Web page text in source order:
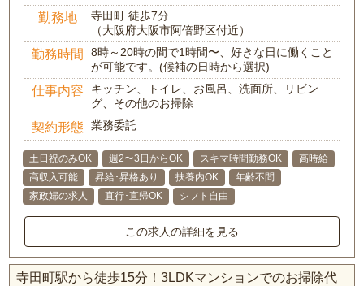
勤務地
寺田町 徒歩7分
（大阪府大阪市阿倍野区付近）
勤務時間
8時～20時の間で1時間〜、好きな日に働くこと
が可能です。(候補の日時から選択)
仕事内容
キッチン、トイレ、お風呂、洗面所、リビン
グ、その他のお掃除
契約形態 業務委託
土日祝のみOK 週2〜3日からOK スキマ時間勤務OK
高時給
高収入可能
昇給･昇格あり 扶養内OK
年齢不問
家政婦の求人
直行･直帰OK シフト自由
この求人の詳細を見る
寺田町駅から徒歩15分！3LDKマンションでのお掃除代